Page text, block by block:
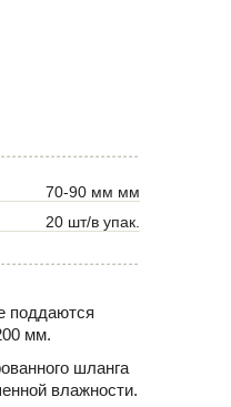
70-90 мм мм
20 шт/в упак.
поддаются
мм.
шланга
влажности.